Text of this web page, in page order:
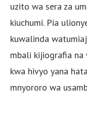
uzito wa sera za
kiuchumi. Pia
kuwalinda
mbali kijiografia na
kwa hivyo yana
mnyororo wa